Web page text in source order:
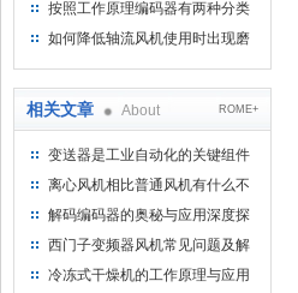
按照工作原理编码器有两种分类
如何降低轴流风机使用时出现磨
相关文章 About ROME+
变送器是工业自动化的关键组件
离心风机相比普通风机有什么不
一样？
解码编码器的奥秘与应用深度探
索
西门子变频器风机常见问题及解
决方法
冷冻式干燥机的工作原理与应用